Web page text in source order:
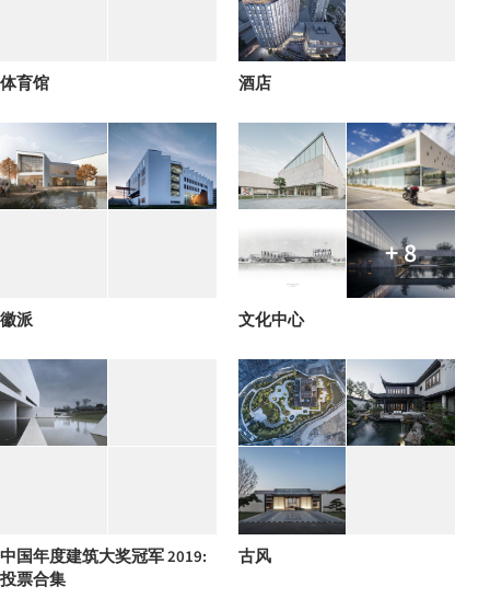
体育馆 酒店
徽派
+ 8
文化中心
中国年度建筑大奖冠军 2019:
投票合集
古风